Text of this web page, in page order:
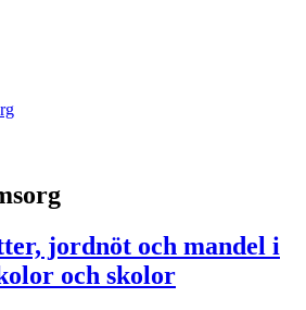
jordnöt och mandel i
och skolor